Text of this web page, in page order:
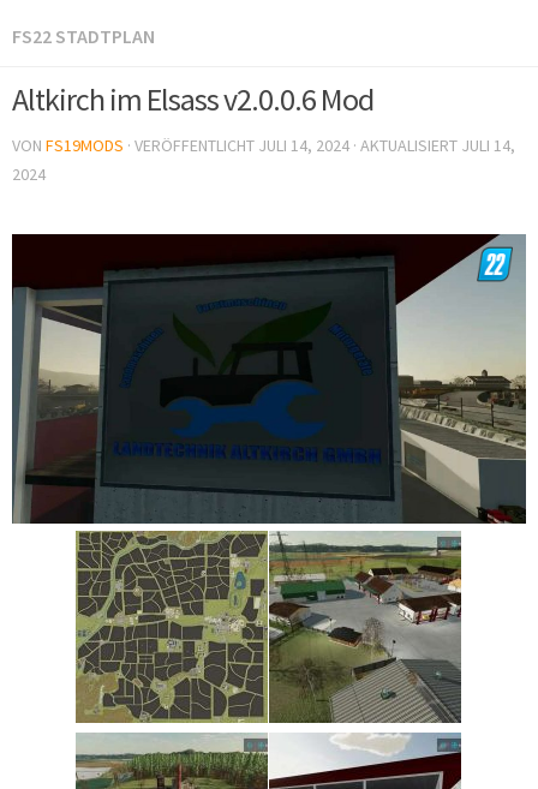
FS22 STADTPLAN
Altkirch im Elsass v2.0.0.6 Mod
VON FS19MODS · VERÖFFENTLICHT JULI 14, 2024 · AKTUALISIERT JULI 14,
2024